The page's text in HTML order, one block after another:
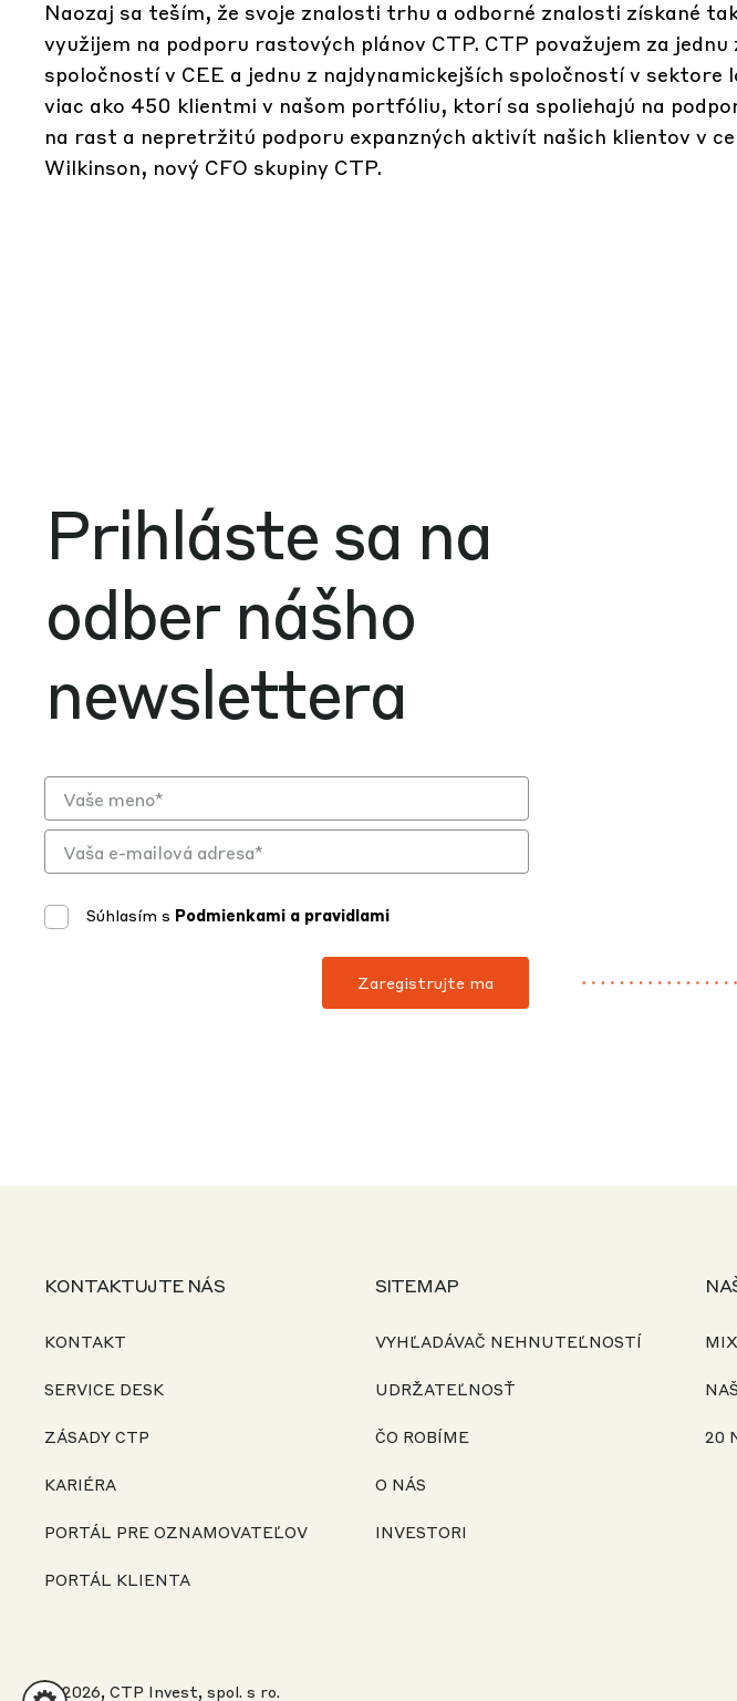
Naozaj sa teším, že svoje znalosti trhu a odborné znalosti získané
využijem na podporu rastových plánov CTP. CTP považujem za
spoločností v CEE a jednu z najdynamickejších spoločností v sektore
viac ako 450 klientmi v našom portfóliu, ktorí sa spoliehajú na
na rast a nepretržitú podporu expanzných aktivít našich klientov v
Wilkinson, nový CFO skupiny CTP.
Prihláste sa na
odber nášho
newslettera
Súhlasím s Podmienkami a pravidlami
KONTAKTUJTE NÁS
KONTAKT
SERVICE DESK
ZÁSADY CTP
KARIÉRA
PORTÁL PRE OZNAMOVATEĽOV
PORTÁL KLIENTA
SITEMAP
VYHĽADÁVAČ NEHNUTEĽNOSTÍ
UDRŽATEĽNOSŤ
ČO ROBÍME
O NÁS
INVESTORI
20
© 2026, CTP Invest, spol. s ro.